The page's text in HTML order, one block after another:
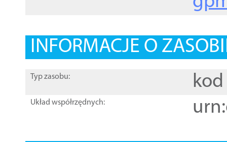
INFORMACJE O
Typ zasobu: kod
Układ współrzędnych: